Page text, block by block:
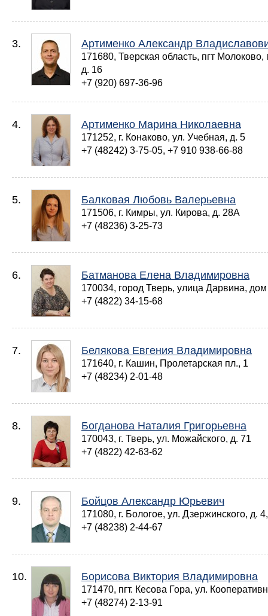
3. Артименко Александр
171680, Тверская область, пгт
д. 16
+7 (920) 697-36-96
4. Артименко Марина Николаевна
171252, г. Конаково, ул. Учебная, д. 5
+7 (48242) 3-75-05, +7 910 938-66-88
5. Балковая Любовь Валерьевна
171506, г. Кимры, ул. Кирова, д. 28А
+7 (48236) 3-25-73
6. Батманова Елена Владимировна
170034, город Тверь, улица Дарвина,
+7 (4822) 34-15-68
7. Белякова Евгения Владимировна
171640, г. Кашин, Пролетарская пл., 1
+7 (48234) 2-01-48
8. Богданова Наталия Григорьевна
170043, г. Тверь, ул. Можайского, д. 71
+7 (4822) 42-63-62
9. Бойцов Александр Юрьевич
171080, г. Бологое, ул. Дзержинского, д.
+7 (48238) 2-44-67
10. Борисова Виктория Владимировна
171470, пгт. Кесова Гора, ул.
+7 (48274) 2-13-91